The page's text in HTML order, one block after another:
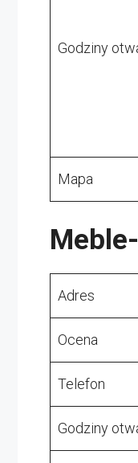
Godziny
Mapa
Adres
Ocena
Telefon
Godziny